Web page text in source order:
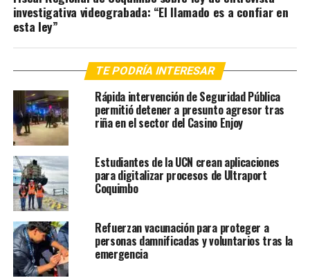
investigativa videograbada: “El llamado es a confiar en
esta ley”
TE PODRÍA INTERESAR
Rápida intervención de Seguridad Pública
permitió detener a presunto agresor tras
riña en el sector del Casino Enjoy
Estudiantes de la UCN crean aplicaciones
para digitalizar procesos de Ultraport
Coquimbo
Refuerzan vacunación para proteger a
personas damnificadas y voluntarios tras la
emergencia